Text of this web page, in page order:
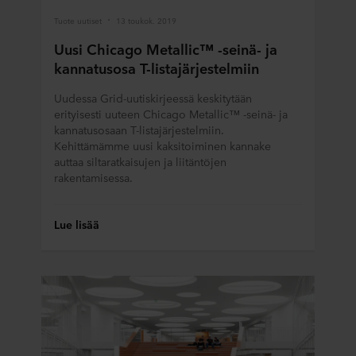
Voit perua suostumuksesi tai muuttaa sitä milloin tahansa
evästekuvaketta. Lisätietoa evästeiden käytöstä
verkkosivustoillamme saat "Lisää"-osiosta ja
henkilötietojen käsittelystä
tietosuojalausekkeestamme
mukaan lukien sen ROCKWOOL-konserniin kuuluvan
yrityksen tiedot, joka on henkilötietojesi rekisterinpitäjä.
Tuote uutiset 13 toukok. 2019
Uusi Chicago Metallic™ -seinä- ja
kannatusosa T-listajärjestelmiin
Uudessa Grid-uutiskirjeessä keskitytään
erityisesti uuteen Chicago Metallic™ -seinä- ja
kannatusosaan T-listajärjestelmiin.
Kehittämämme uusi kaksitoiminen kannake
auttaa siltaratkaisujen ja liitäntöjen
rakentamisessa.
Lue lisää